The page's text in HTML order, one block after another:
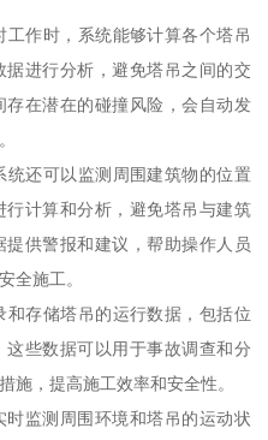
作时，系统能够计算各个塔吊
进行分析，避免塔吊之间的交
在潜在的碰撞风险，会自动发
还可以监测周围建筑物的位置
计算和分析，避免塔吊与建筑
供警报和建议，帮助操作人员
全施工。
存储塔吊的运行数据，包括位
些数据可以用于事故调查和分
施，提高施工效率和安全性。
监测周围环境和塔吊的运动状